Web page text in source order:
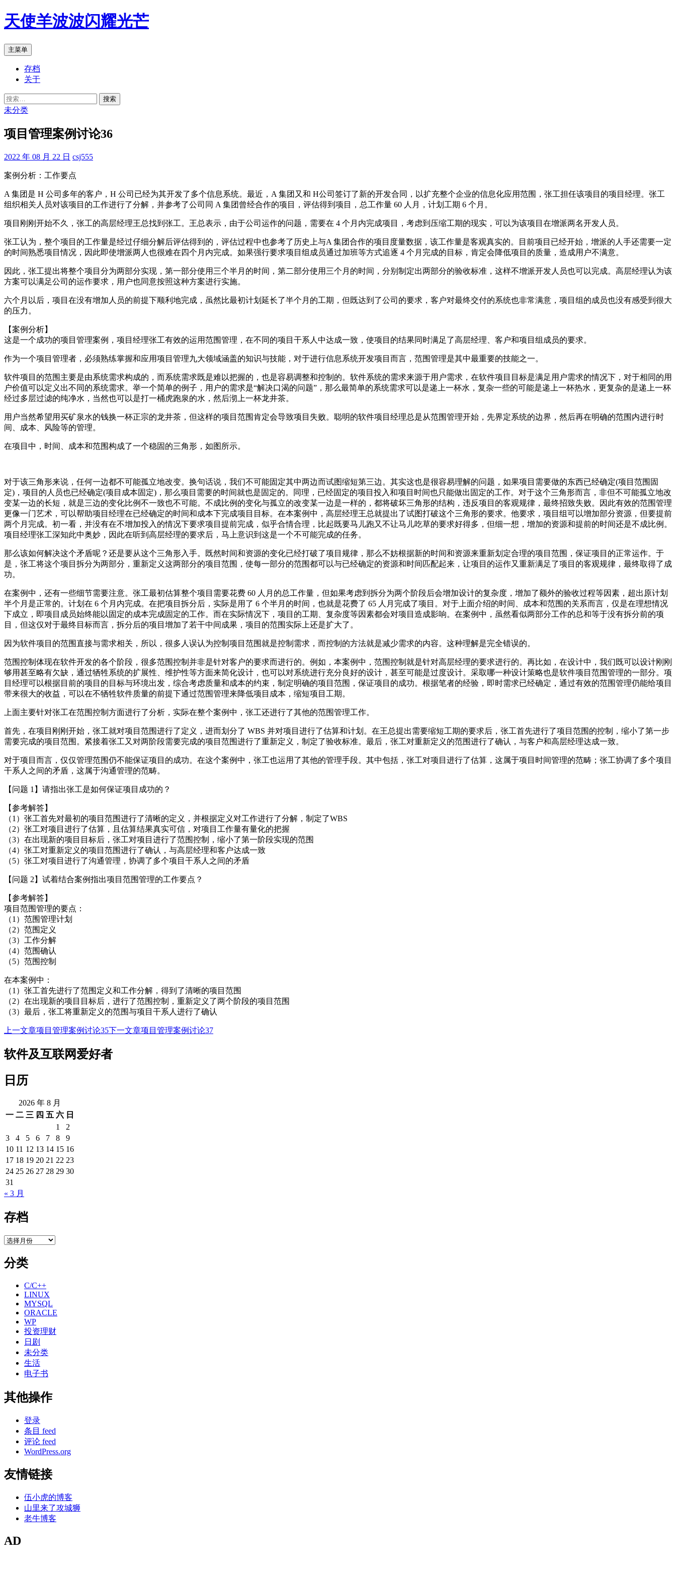
跳
至
文
天使羊波波闪耀光芒
搜
索
主菜单
存档
关于
搜
索：
未分类
项目管理案例讨论36
2022 年 08 月 22 日 csj555
案例分析：工作要点
A 集团是 H 公司多年的客户，H 公司已经为其开发了多个信息系统。最近，A 集团又和 H公司签订了新的开发合同，以扩充整个企业的信息化应用范围，张工担任该项目的项目经理。张工
组织相关人员对该项目的工作进行了分解，并参考了公司同 A 集团曾经合作的项目，评估得到项目，总工作量 60 人月，计划工期 6 个月。
项目刚刚开始不久，张工的高层经理王总找到张工。王总表示，由于公司运作的问题，需要在 4 个月内完成项目，考虑到压缩工期的现实，可以为该项目在增派两名开发人员。
张工认为，整个项目的工作量是经过仔细分解后评估得到的，评估过程中也参考了历史上与A 集团合作的项目度量数据，该工作量是客观真实的。目前项目已经开始，增派的人手还需要一定
的时间熟悉项目情况，因此即使增派两人也很难在四个月内完成。如果强行要求项目组成员通过加班等方式追逐 4 个月完成的目标，肯定会降低项目的质量，造成用户不满意。
因此，张工提出将整个项目分为两部分实现，第一部分使用三个半月的时间，第二部分使用三个月的时间，分别制定出两部分的验收标准，这样不增派开发人员也可以完成。高层经理认为该
方案可以满足公司的运作要求，用户也同意按照这种方案进行实施。
六个月以后，项目在没有增加人员的前提下顺利地完成，虽然比最初计划延长了半个月的工期，但既达到了公司的要求，客户对最终交付的系统也非常满意，项目组的成员也没有感受到很大
的压力。
【案例分析】
这是一个成功的项目管理案例，项目经理张工有效的运用范围管理，在不同的项目干系人中达成一致，使项目的结果同时满足了高层经理、客户和项目组成员的要求。
作为一个项目管理者，必须熟练掌握和应用项目管理九大领域涵盖的知识与技能，对于进行信息系统开发项目而言，范围管理是其中最重要的技能之一。
软件项目的范围主要是由系统需求构成的，而系统需求既是难以把握的，也是容易调整和控制的。软件系统的需求来源于用户需求，在软件项目目标是满足用户需求的情况下，对于相同的用
户价值可以定义出不同的系统需求。举一个简单的例子，用户的需求是“解决口渴的问题”，那么最简单的系统需求可以是递上一杯水，复杂一些的可能是递上一杯热水，更复杂的是递上一杯
经过多层过滤的纯净水，当然也可以是打一桶虎跑泉的水，然后沏上一杯龙井茶。
用户当然希望用买矿泉水的钱换一杯正宗的龙井茶，但这样的项目范围肯定会导致项目失败。聪明的软件项目经理总是从范围管理开始，先界定系统的边界，然后再在明确的范围内进行时
间、成本、风险等的管理。
在项目中，时间、成本和范围构成了一个稳固的三角形，如图所示。
对于该三角形来说，任何一边都不可能孤立地改变。换句话说，我们不可能固定其中两边而试图缩短第三边。其实这也是很容易理解的问题，如果项目需要做的东西已经确定(项目范围固
定)，项目的人员也已经确定(项目成本固定)，那么项目需要的时间就也是固定的。同理，已经固定的项目投入和项目时间也只能做出固定的工作。对于这个三角形而言，非但不可能孤立地改
变某一边的长短，就是三边的变化比例不一致也不可能。不成比例的变化与孤立的改变某一边是一样的，都将破坏三角形的结构，违反项目的客观规律，最终招致失败。因此有效的范围管理
更像一门艺术，可以帮助项目经理在已经确定的时间和成本下完成项目目标。在本案例中，高层经理王总就提出了试图打破这个三角形的要求。他要求，项目组可以增加部分资源，但要提前
两个月完成。初一看，并没有在不增加投入的情况下要求项目提前完成，似乎合情合理，比起既要马儿跑又不让马儿吃草的要求好得多，但细一想，增加的资源和提前的时间还是不成比例。
项目经理张工深知此中奥妙，因此在听到高层经理的要求后，马上意识到这是一个不可能完成的任务。
那么该如何解决这个矛盾呢？还是要从这个三角形入手。既然时间和资源的变化已经打破了项目规律，那么不妨根据新的时间和资源来重新划定合理的项目范围，保证项目的正常运作。于
是，张工将这个项目拆分为两部分，重新定义这两部分的项目范围，使每一部分的范围都可以与已经确定的资源和时间匹配起来，让项目的运作又重新满足了项目的客观规律，最终取得了成
功。
在案例中，还有一些细节需要注意。张工最初估算整个项目需要花费 60 人月的总工作量，但如果考虑到拆分为两个阶段后会增加设计的复杂度，增加了额外的验收过程等因素，超出原计划
半个月是正常的。计划在 6 个月内完成。在把项目拆分后，实际是用了 6 个半月的时间，也就是花费了 65 人月完成了项目。对于上面介绍的时间、成本和范围的关系而言，仅是在理想情况
下成立，即项目成员始终能以固定的成本完成固定的工作。而在实际情况下，项目的工期、复杂度等因素都会对项目造成影响。在案例中，虽然看似两部分工作的总和等于没有拆分前的项
目，但这仅对于最终目标而言，拆分后的项目增加了若干中间成果，项目的范围实际上还是扩大了。
因为软件项目的范围直接与需求相关，所以，很多人误认为控制项目范围就是控制需求，而控制的方法就是减少需求的内容。这种理解是完全错误的。
范围控制体现在软件开发的各个阶段，很多范围控制并非是针对客户的要求而进行的。例如，本案例中，范围控制就是针对高层经理的要求进行的。再比如，在设计中，我们既可以设计刚刚
够用甚至略有欠缺，通过牺牲系统的扩展性、维护性等方面来简化设计，也可以对系统进行充分良好的设计，甚至可能是过度设计。采取哪一种设计策略也是软件项目范围管理的一部分。项
目经理可以根据目前的项目的目标与环境出发，综合考虑质量和成本的约束，制定明确的项目范围，保证项目的成功。根据笔者的经验，即时需求已经确定，通过有效的范围管理仍能给项目
带来很大的收益，可以在不牺牲软件质量的前提下通过范围管理来降低项目成本，缩短项目工期。
上面主要针对张工在范围控制方面进行了分析，实际在整个案例中，张工还进行了其他的范围管理工作。
首先，在项目刚刚开始，张工就对项目范围进行了定义，进而划分了 WBS 并对项目进行了估算和计划。在王总提出需要缩短工期的要求后，张工首先进行了项目范围的控制，缩小了第一步
需要完成的项目范围。紧接着张工又对两阶段需要完成的项目范围进行了重新定义，制定了验收标准。最后，张工对重新定义的范围进行了确认，与客户和高层经理达成一致。
对于项目而言，仅仅管理范围仍不能保证项目的成功。在这个案例中，张工也运用了其他的管理手段。其中包括，张工对项目进行了估算，这属于项目时间管理的范畴；张工协调了多个项目
干系人之间的矛盾，这属于沟通管理的范畴。
【问题 1】请指出张工是如何保证项目成功的？
【参考解答】
（1）张工首先对最初的项目范围进行了清晰的定义，并根据定义对工作进行了分解，制定了WBS
（2）张工对项目进行了估算，且估算结果真实可信，对项目工作量有量化的把握
（3）在出现新的项目目标后，张工对项目进行了范围控制，缩小了第一阶段实现的范围
（4）张工对重新定义的项目范围进行了确认，与高层经理和客户达成一致
（5）张工对项目进行了沟通管理，协调了多个项目干系人之间的矛盾
【问题 2】试着结合案例指出项目范围管理的工作要点？
【参考解答】
项目范围管理的要点：
（1）范围管理计划
（2）范围定义
（3）工作分解
（4）范围确认
（5）范围控制
在本案例中：
（1）张工首先进行了范围定义和工作分解，得到了清晰的项目范围
（2）在出现新的项目目标后，进行了范围控制，重新定义了两个阶段的项目范围
（3）最后，张工将重新定义的范围与项目干系人进行了确认
文
章
航
上一文章项目管理案例讨论35下一文章项目管理案例讨论37
软件及互联网爱好者
日历
2026 年 8 月
一 二 三 四 五 六 日
1
2
3
4 5 6 7 8
9
10 11 12 13 14 15 16
17 18 19 20 21 22 23
24 25 26 27 28 29 30
31
« 3 月
存档
存
分类
C/C++
LINUX
MYSQL
ORACLE
WP
投资理财
日剧
未分类
生活
电子书
其他操作
登录
条目 feed
评论 feed
WordPress.org
友情链接
伍小虎的博客
山里来了攻城狮
老牛博客
AD